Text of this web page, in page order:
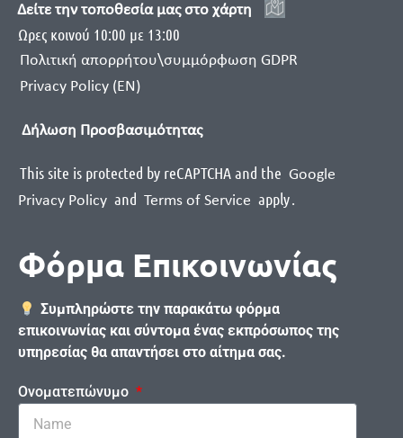
Δείτε την τοποθεσία μας στο χάρτη
Ωρες κοινού 10:00 με 13:00
Πολιτική απορρήτου\συμμόρφωση GDPR
Privacy Policy (EN)
Δήλωση Προσβασιμότητας
This site is protected by reCAPTCHA and the Google
Privacy Policy and Terms of Service apply.
Φόρμα Επικοινωνίας
Συμπληρώστε την παρακάτω φόρμα
επικοινωνίας και σύντομα ένας εκπρόσωπος της
υπηρεσίας θα απαντήσει στο αίτημα σας.
Ονοματεπώνυμο